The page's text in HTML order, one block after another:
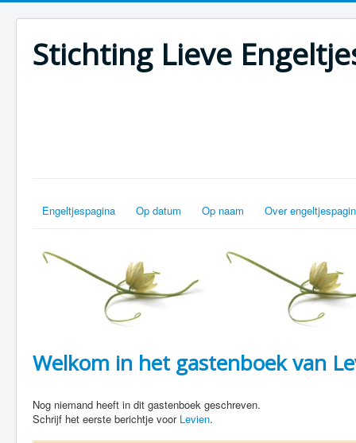
Stichting Lieve
Engeltjespagina Op datum Op naam Over
Welkom in het gastenboek van
Nog niemand heeft in dit gastenboek geschreven.
Schrijf het eerste berichtje voor Levien.